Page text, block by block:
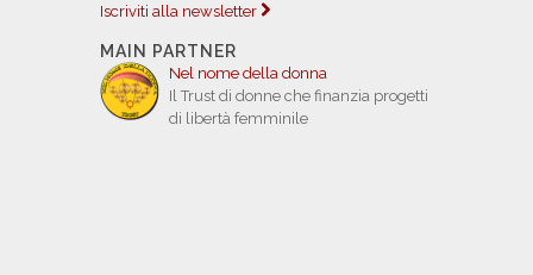
Iscriviti alla newsletter
MAIN PARTNER
Nel nome della donna
Il Trust di donne che finanzia progetti
di libertà femminile